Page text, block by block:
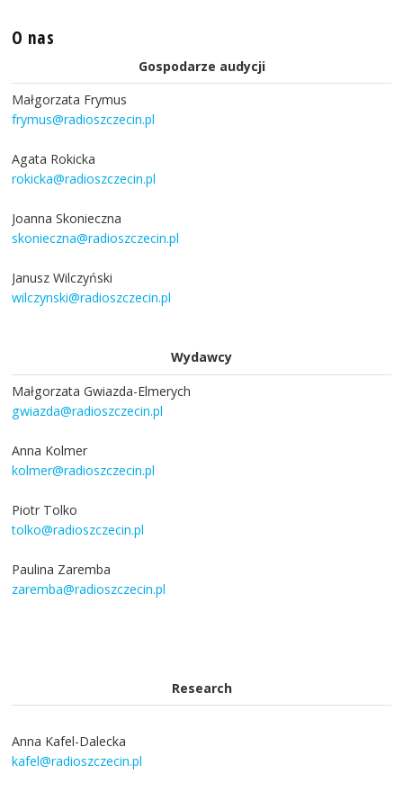
O nas
Gospodarze audycji
Małgorzata Frymus
frymus@radioszczecin.pl
Agata Rokicka
rokicka@radioszczecin.pl
Joanna Skonieczna
skonieczna@radioszczecin.pl
Janusz Wilczyński
wilczynski@radioszczecin.pl
Wydawcy
Małgorzata Gwiazda-Elmerych
gwiazda@radioszczecin.pl
Anna Kolmer
kolmer@radioszczecin.pl
Piotr Tolko
tolko@radioszczecin.pl
Paulina Zaremba
zaremba@radioszczecin.pl
Research
Anna Kafel-Dalecka
kafel@radioszczecin.pl